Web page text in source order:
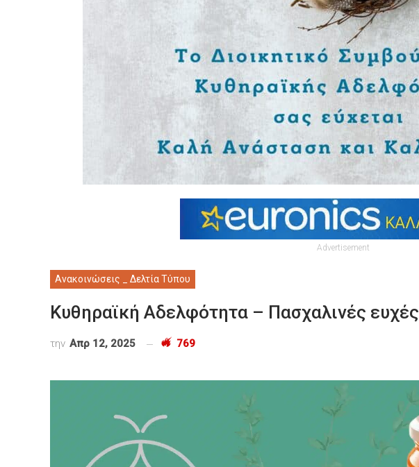
Advertisement
Ανακοινώσεις _ Δελτία Τύπου
Κυθηραϊκή Αδελφότητα – Πασχαλινές ευχές
την Απρ 12, 2025 769